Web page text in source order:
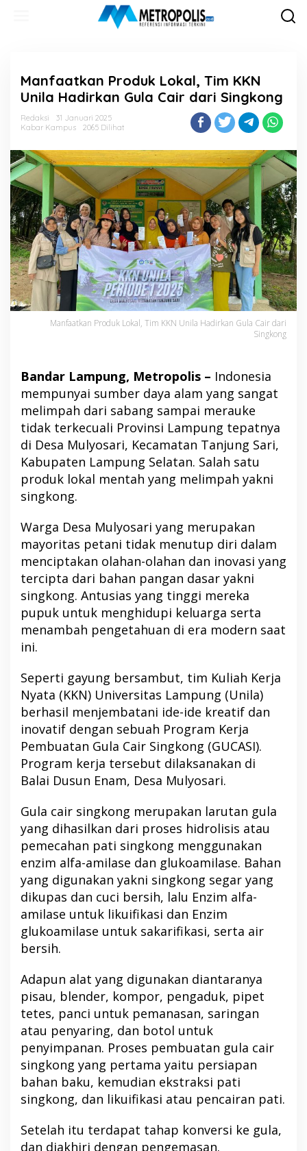
Manfaatkan Produk Lokal, Tim KKN
Unila Hadirkan Gula Cair dari Singkong
Redaksi
31 Januari 2025
Kabar Kampus
2065 Dilihat
Manfaatkan Produk Lokal, Tim KKN Unila Hadirkan Gula Cair dari
Singkong
Bandar Lampung, Metropolis – Indonesia
mempunyai sumber daya alam yang sangat
melimpah dari sabang sampai merauke
tidak terkecuali Provinsi Lampung tepatnya
di Desa Mulyosari, Kecamatan Tanjung Sari,
Kabupaten Lampung Selatan. Salah satu
produk lokal mentah yang melimpah yakni
singkong.
Warga Desa Mulyosari yang merupakan
mayoritas petani tidak menutup diri dalam
menciptakan olahan-olahan dan inovasi yang
tercipta dari bahan pangan dasar yakni
singkong. Antusias yang tinggi mereka
pupuk untuk menghidupi keluarga serta
menambah pengetahuan di era modern saat
ini.
Seperti gayung bersambut, tim Kuliah Kerja
Nyata (KKN) Universitas Lampung (Unila)
berhasil menjembatani ide-ide kreatif dan
inovatif dengan sebuah Program Kerja
Pembuatan Gula Cair Singkong (GUCASI).
Program kerja tersebut dilaksanakan di
Balai Dusun Enam, Desa Mulyosari.
Gula cair singkong merupakan larutan gula
yang dihasilkan dari proses hidrolisis atau
pemecahan pati singkong menggunakan
enzim alfa-amilase dan glukoamilase. Bahan
yang digunakan yakni singkong segar yang
dikupas dan cuci bersih, lalu Enzim alfa-
amilase untuk likuifikasi dan Enzim
glukoamilase untuk sakarifikasi, serta air
bersih.
Adapun alat yang digunakan diantaranya
pisau, blender, kompor, pengaduk, pipet
tetes, panci untuk pemanasan, saringan
atau penyaring, dan botol untuk
penyimpanan. Proses pembuatan gula cair
singkong yang pertama yaitu persiapan
bahan baku, kemudian ekstraksi pati
singkong, dan likuifikasi atau pencairan pati.
Setelah itu terdapat tahap konversi ke gula,
dan diakhiri dengan pengemasan.